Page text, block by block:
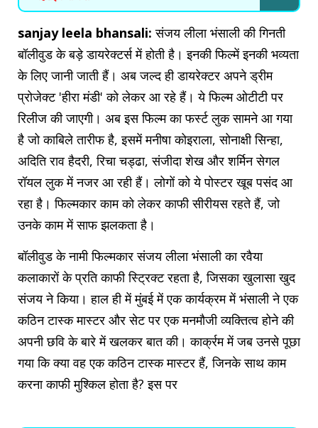
sanjay leela bhansali: संजय लीला भंसाली की गिनती
बॉलीवुड के बड़े डायरेक्टर्स में होती है। इनकी फिल्में इनकी भव्यता
के लिए जानी जाती हैं। अब जल्द ही डायरेक्टर अपने ड्रीम
प्रोजेक्ट 'हीरा मंडी' को लेकर आ रहे हैं। ये फिल्म ओटीटी पर
रिलीज की जाएगी। अब इस फिल्म का फर्स्ट लुक सामने आ गया
है जो काबिले तारीफ है, इसमें मनीषा कोइराला, सोनाक्षी सिन्हा,
अदिति राव हैदरी, रिचा चड्ढा, संजीदा शेख और शर्मिन सेगल
रॉयल लुक में नजर आ रही हैं। लोगों को ये पोस्टर खूब पसंद आ
रहा है। फिल्मकार काम को लेकर काफी सीरीयस रहते हैं, जो
उनके काम में साफ झलकता है।
बॉलीवुड के नामी फिल्मकार संजय लीला भंसाली का रवैया
कलाकारों के प्रति काफी स्ट्रिक्ट रहता है, जिसका खुलासा खुद
संजय ने किया। हाल ही में मुंबई में एक कार्यक्रम में भंसाली ने एक
कठिन टास्क मास्टर और सेट पर एक मनमौजी व्यक्तित्व होने की
अपनी छवि के बारे में खलकर बात की। कार्क्रम में जब उनसे पूछा
गया कि क्या वह एक कठिन टास्क मास्टर हैं, जिनके साथ काम
करना काफी मुश्किल होता है? इस पर